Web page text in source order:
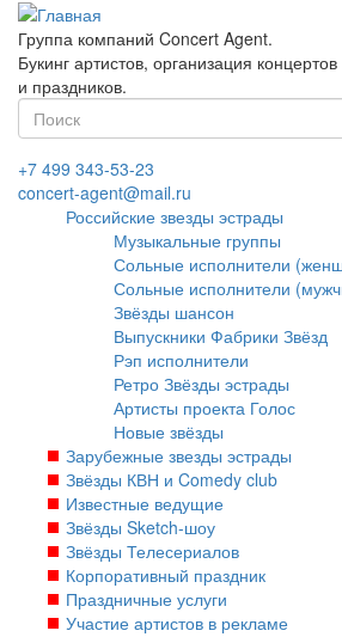
Перейти
основному
содержанию
Группа компаний Concert Agent.
Букинг артистов, организация концертов
и праздников.
Форма
поиска
+7 499 343-53-23
concert-agent@mail.ru
Российские звезды эстрады
Музыкальные группы
Сольные исполнители
Сольные исполнители
Звёзды шансон
Выпускники Фабрики Звёзд
Рэп исполнители
Ретро Звёзды эстрады
Артисты проекта Голос
Новые звёзды
Зарубежные звезды эстрады
Звёзды КВН и Comedy club
Известные ведущие
Звёзды Sketch-шоу
Звёзды Телесериалов
Корпоративный праздник
Праздничные услуги
Участие артистов в рекламе